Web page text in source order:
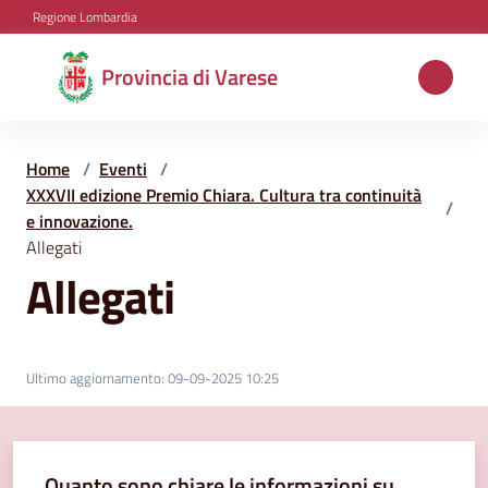
Vai al contenuto
Vai alla navigazione
Vai al footer
Regione Lombardia
Provincia di Varese
Provincia
di
Aree
tematiche
Servizi
Home / Eventi /
XXXVII edizione Premio Chiara. Cultura tra continuità
e innovazione.
/
Allegati
Allegati
Ultimo aggiornamento: 09-09-2025 10:25